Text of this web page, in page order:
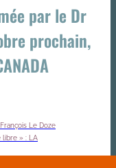
par le Dr
prochain,
Le Doze
libre » : LA